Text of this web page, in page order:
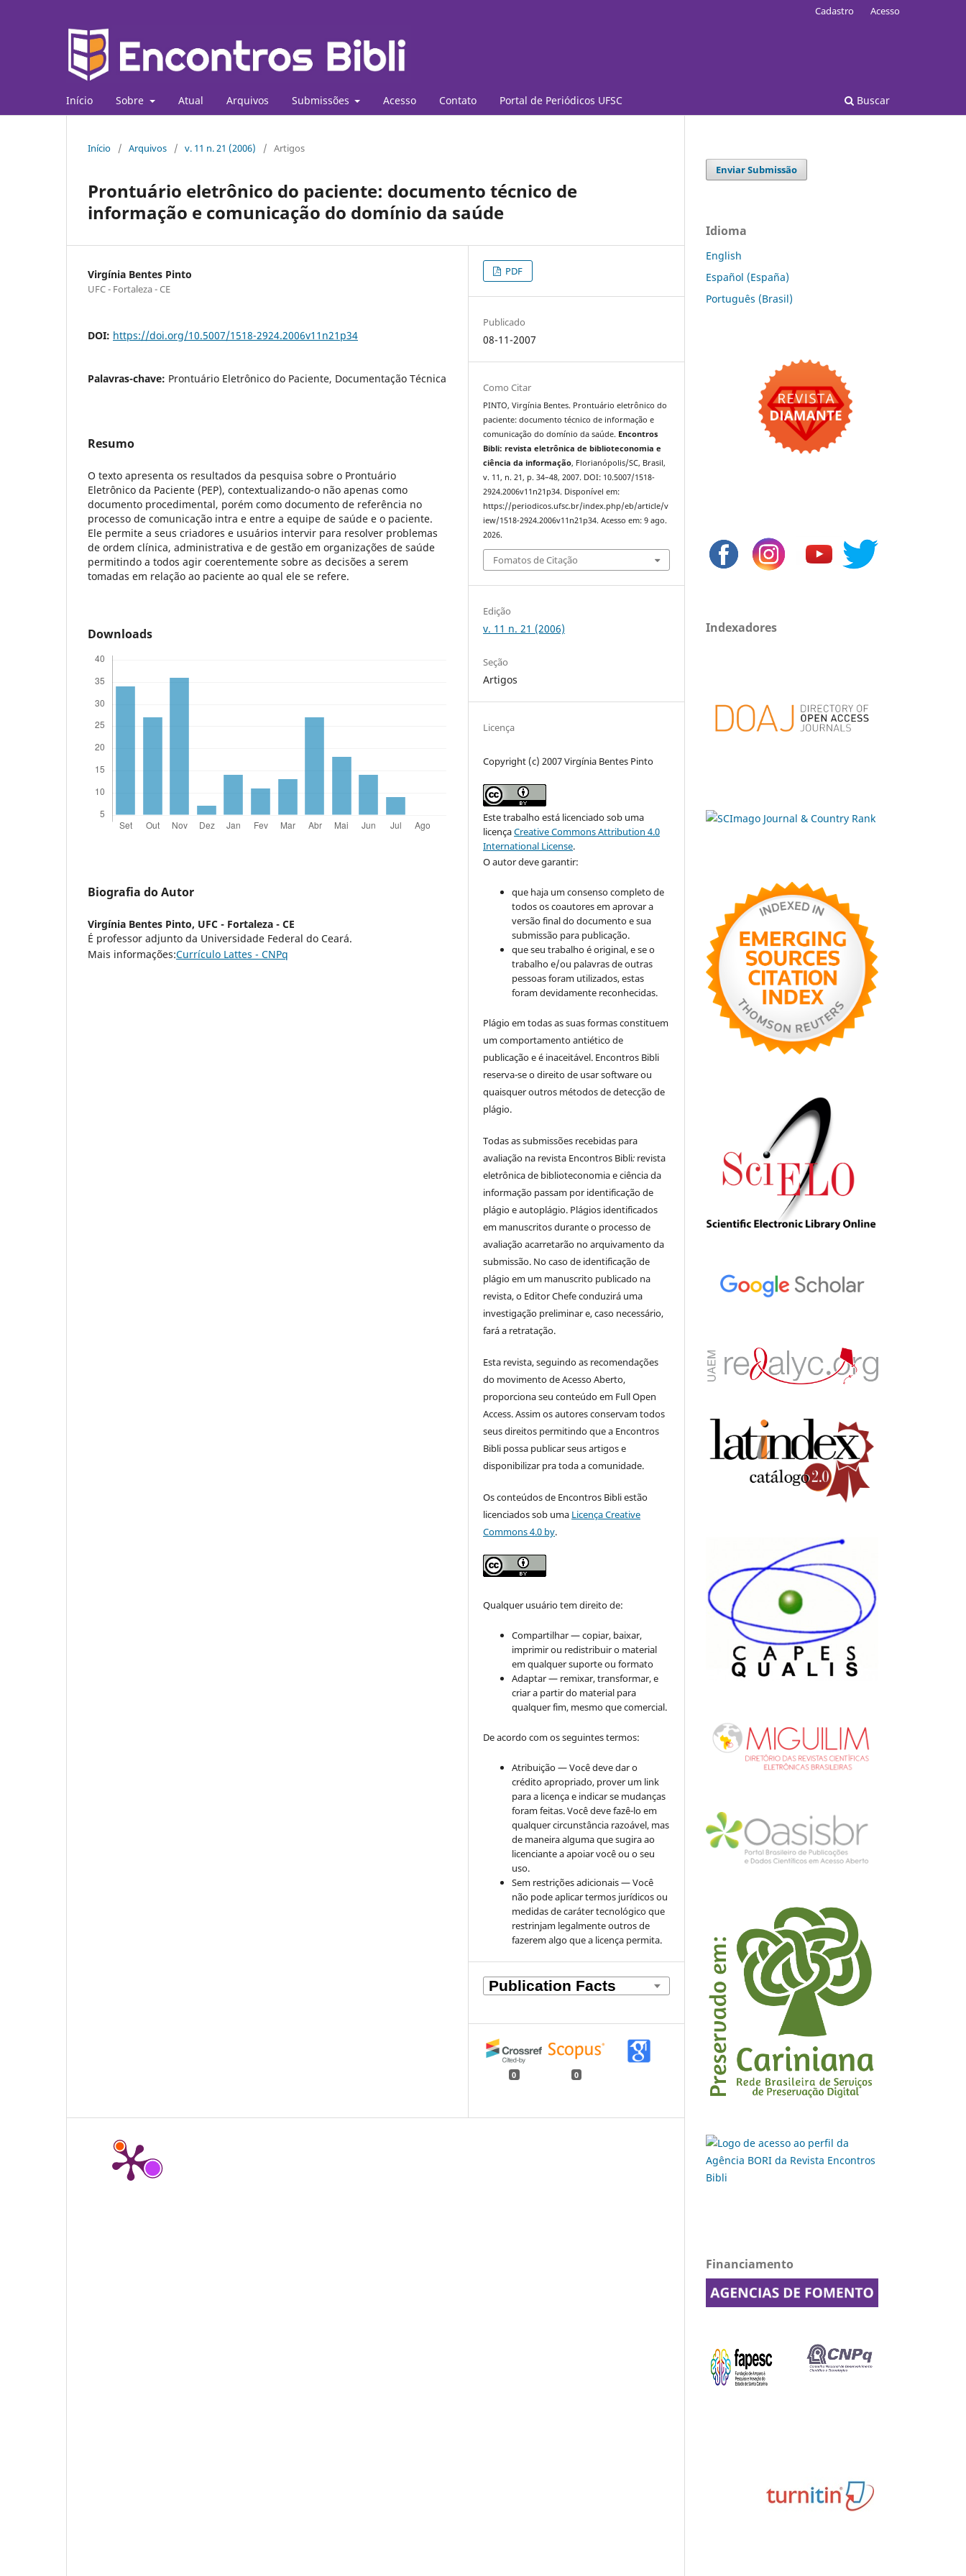
Início Sobre Atual Arquivos Submissões Acesso Contato Portal de Periódicos UFSC Buscar
Cadastro Acesso
Início / Arquivos / v. 11 n. 21 (2006) / Artigos
Prontuário eletrônico do paciente: documento técnico de
informação e comunicação do domínio da saúde
Virgínia Bentes Pinto
UFC - Fortaleza - CE
DOI: https://doi.org/10.5007/1518-2924.2006v11n21p34
Palavras-chave: Prontuário Eletrônico do Paciente, Documentação Técnica
Resumo
O texto apresenta os resultados da pesquisa sobre o Prontuário
Eletrônico da Paciente (PEP), contextualizando-o não apenas como
documento procedimental, porém como documento de referência no
processo de comunicação intra e entre a equipe de saúde e o paciente.
Ele permite a seus criadores e usuários intervir para resolver problemas
de ordem clínica, administrativa e de gestão em organizações de saúde
permitindo a todos agir coerentemente sobre as decisões a serem
tomadas em relação ao paciente ao qual ele se refere.
Downloads
Biografia do Autor
Virgínia Bentes Pinto, UFC - Fortaleza - CE
É professor adjunto da Universidade Federal do Ceará.
Mais informações:Currículo Lattes - CNPq
PDF
Publicado
08-11-2007
Como Citar
PINTO, Virgínia Bentes. Prontuário eletrônico do
paciente: documento técnico de informação e
comunicação do domínio da saúde. Encontros
Bibli: revista eletrônica de biblioteconomia e
ciência da informação, Florianópolis/SC, Brasil,
v. 11, n. 21, p. 34–48, 2007. DOI: 10.5007/1518-
2924.2006v11n21p34. Disponível em:
https://periodicos.ufsc.br/index.php/eb/article/v
iew/1518-2924.2006v11n21p34. Acesso em: 9 ago.
2026.
Fomatos de Citação
Edição
v. 11 n. 21 (2006)
Seção
Artigos
Licença
Copyright (c) 2007 Virgínia Bentes Pinto
Este trabalho está licenciado sob uma
licençaCreative Commons Attribution 4.0
International License.
O autor deve garantir:
que haja um consenso completo de
todos os coautores em aprovar a
versão final do documento e sua
submissão para publicação.
que seu trabalho é original, e se o
trabalho e/ou palavras de outras
pessoas foram utilizados, estas
foram devidamente reconhecidas.
Plágio em todas as suas formas constituem
um comportamento antiético de
publicação e é inaceitável. Encontros Bibli
reserva-se o direito de usar software ou
quaisquer outros métodos de detecção de
plágio.
Todas as submissões recebidas para
avaliação na revista Encontros Bibli: revista
eletrônica de biblioteconomia e ciência da
informação passam por identificação de
plágio e autoplágio. Plágios identificados
em manuscritos durante o processo de
avaliação acarretarão no arquivamento da
submissão. No caso de identificação de
plágio em um manuscrito publicado na
revista, o Editor Chefe conduzirá uma
investigação preliminar e, caso necessário,
fará a retratação.
Esta revista, seguindo as recomendações
do movimento de Acesso Aberto,
proporciona seu conteúdo em Full Open
Access. Assim os autores conservam todos
seus direitos permitindo que a Encontros
Bibli possa publicar seus artigos e
disponibilizar pra toda a comunidade.
Os conteúdos de Encontros Bibli estão
licenciados sob uma Licença Creative
Commons 4.0 by.
Qualquer usuário tem direito de:
Compartilhar — copiar, baixar,
imprimir ou redistribuir o material
em qualquer suporte ou formato
Adaptar — remixar, transformar, e
criar a partir do material para
qualquer fim, mesmo que comercial.
De acordo com os seguintes termos:
Atribuição — Você deve dar o
crédito apropriado, prover um link
para a licença e indicar se mudanças
foram feitas. Você deve fazê-lo em
qualquer circunstância razoável, mas
de maneira alguma que sugira ao
licenciante a apoiar você ou o seu
uso.
Sem restrições adicionais — Você
não pode aplicar termos jurídicos ou
medidas de caráter tecnológico que
restrinjam legalmente outros de
fazerem algo que a licença permita.
0 0
Enviar Submissão
Idioma
English
Español (España)
Português (Brasil)
Indexadores
Financiamento